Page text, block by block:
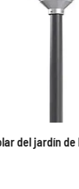
del jardín